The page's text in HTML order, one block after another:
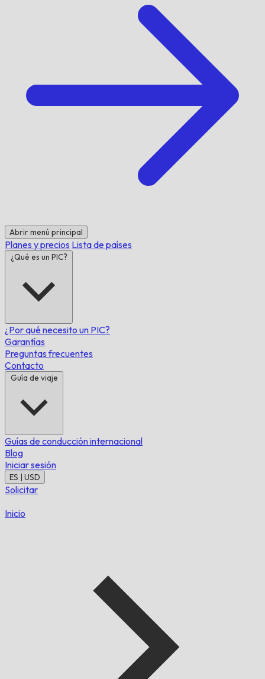
Abrir menú principal
Planes y precios Lista de países
¿Qué es un PIC?
¿Por qué necesito un PIC?
Garantías
Preguntas frecuentes
Contacto
Guía de viaje
Guías de conducción internacional
Blog
Iniciar sesión
ES | USD
Solicitar
Inicio